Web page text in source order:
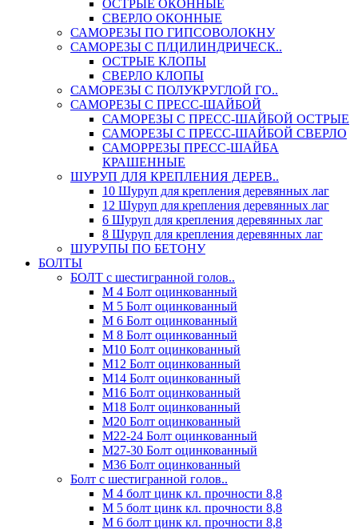
ОСТРЫЕ ОКОННЫЕ
СВЕРЛО ОКОННЫЕ
САМОРЕЗЫ ПО ГИПСОВОЛОКНУ
САМОРЕЗЫ С П/ЦИЛИНДРИЧЕСК..
ОСТРЫЕ КЛОПЫ
СВЕРЛО КЛОПЫ
САМОРЕЗЫ С ПОЛУКРУГЛОЙ ГО..
САМОРЕЗЫ С ПРЕСС-ШАЙБОЙ
САМОРЕЗЫ С ПРЕСС-ШАЙБОЙ ОСТРЫЕ
САМОРЕЗЫ С ПРЕСС-ШАЙБОЙ СВЕРЛО
САМОРРЕЗЫ ПРЕСС-ШАЙБА
КРАШЕННЫЕ
ШУРУП ДЛЯ КРЕПЛЕНИЯ ДЕРЕВ..
10 Шуруп для крепления деревянных лаг
12 Шуруп для крепления деревянных лаг
6 Шуруп для крепления деревянных лаг
8 Шуруп для крепления деревянных лаг
ШУРУПЫ ПО БЕТОНУ
БОЛТЫ
БОЛТ с шестигранной голов..
М 4 Болт оцинкованный
М 5 Болт оцинкованный
М 6 Болт оцинкованный
М 8 Болт оцинкованный
М10 Болт оцинкованный
М12 Болт оцинкованный
М14 Болт оцинкованный
М16 Болт оцинкованный
М18 Болт оцинкованный
М20 Болт оцинкованный
М22-24 Болт оцинкованный
М27-30 Болт оцинкованный
М36 Болт оцинкованный
Болт с шестигранной голов..
М 4 болт цинк кл. прочности 8,8
М 5 болт цинк кл. прочности 8,8
М 6 болт цинк кл. прочности 8,8